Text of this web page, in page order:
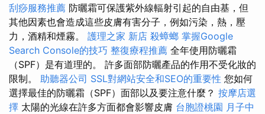
刮痧服務推薦 防曬霜可保護紫外線輻射引起的自由基，但
其他因素也會造成這些皮膚有害分子，例如污染，熱，壓
力，酒精和煙霧。 護理之家 新店 殺蟑螂 掌握Google
Search Console的技巧 整復療程推薦 全年使用防曬霜
（SPF）是有道理的。 許多面部防曬產品的作用不受化妝的
限制。 助聽器公司 SSL對網站安全和SEO的重要性 您如何
選擇最佳的防曬霜（SPF）面部以及要注意什麼？ 按摩店選
擇 太陽的光線在許多方面都會影響皮膚 台胞證桃園 月子中